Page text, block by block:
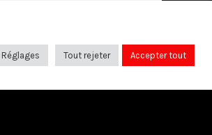
Réglages Tout rejeter Accepter tout